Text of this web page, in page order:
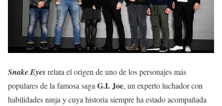
Snake Eyesrelata el origen de uno de los personajes más
populares de la famosa saga G.I. Joe, un experto luchador con
habilidades ninja y cuya historia siempre ha estado acompañada